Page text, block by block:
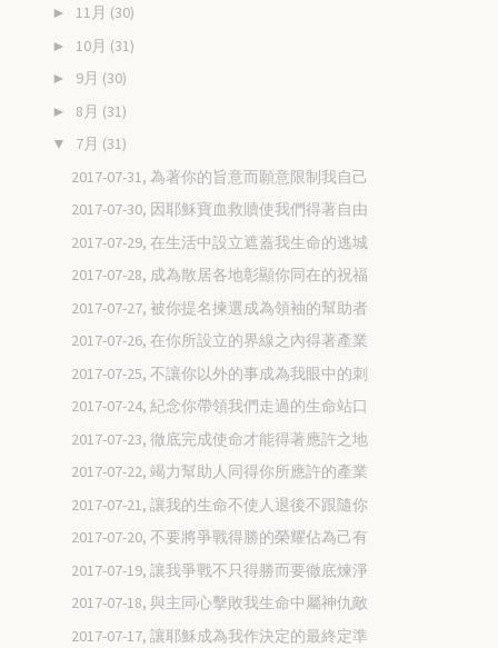
► 11月 (30)
► 10月 (31)
► 9月 (30)
► 8月 (31)
▼ 7月 (31)
2017-07-31, 為著你的旨意而願意限制我自己
2017-07-30, 因耶穌寶血救贖使我們得著自由
2017-07-29, 在生活中設立遮蓋我生命的逃城
2017-07-28, 成為散居各地彰顯你同在的祝福
2017-07-27, 被你提名揀選成為領袖的幫助者
2017-07-26, 在你所設立的界線之內得著產業
2017-07-25, 不讓你以外的事成為我眼中的刺
2017-07-24, 紀念你帶領我們走過的生命站口
2017-07-23, 徹底完成使命才能得著應許之地
2017-07-22, 竭力幫助人同得你所應許的產業
2017-07-21, 讓我的生命不使人退後不跟隨你
2017-07-20, 不要將爭戰得勝的榮耀佔為己有
2017-07-19, 讓我爭戰不只得勝而要徹底煉淨
2017-07-18, 與主同心擊敗我生命中屬神仇敵
2017-07-17, 讓耶穌成為我作決定的最終定準